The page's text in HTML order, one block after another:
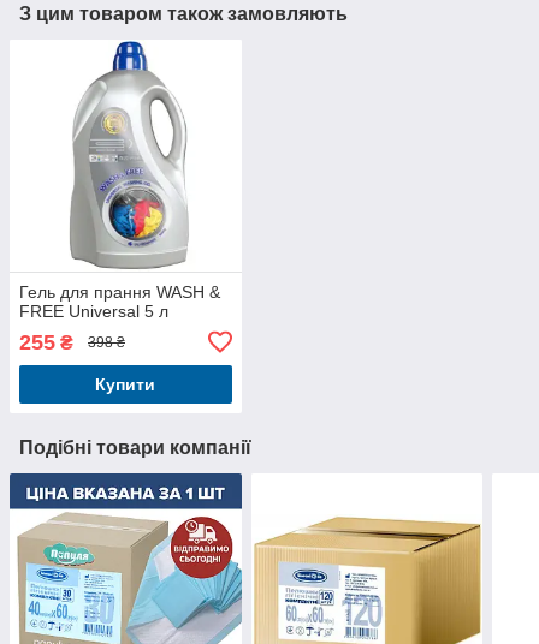
З цим товаром також замовляють
Гель для прання WASH &
FREE Universal 5 л
255 ₴ 398 ₴
Купити
Подібні товари компанії